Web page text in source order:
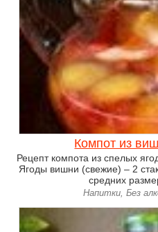
Компот из
Рецепт компота из спелых
Ягоды вишни (свежие) – 2
средних
Напитки, Без